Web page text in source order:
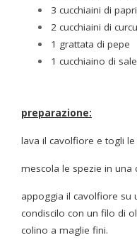
3 cucchiaini di
2 cucchiaini di
1 grattata di pepe
1 cucchiaino di sale
preparazione:
lava il cavolfiore e togli
mescola le spezie in una
appoggia il cavolfiore su
condiscilo con un filo di
colino a maglie fini.